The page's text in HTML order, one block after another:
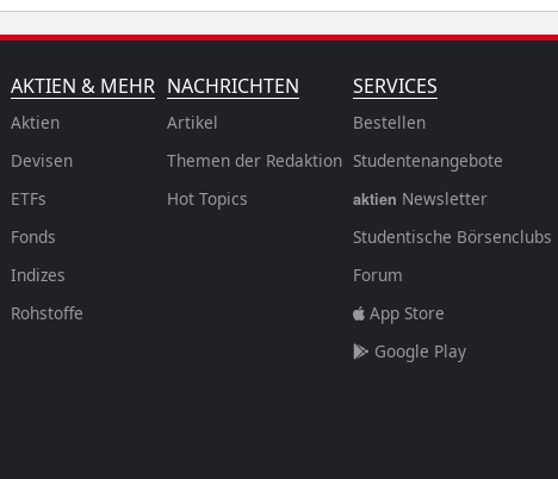
AKTIEN & MEHR
Aktien
Devisen
ETFs
Fonds
Indizes
Rohstoffe
NACHRICHTEN
Artikel
Themen der Redaktion
Hot Topics
SERVICES
Bestellen
Studentenangebote
aktien Newsletter
Studentische Börsenclubs
Forum
App Store
Google Play